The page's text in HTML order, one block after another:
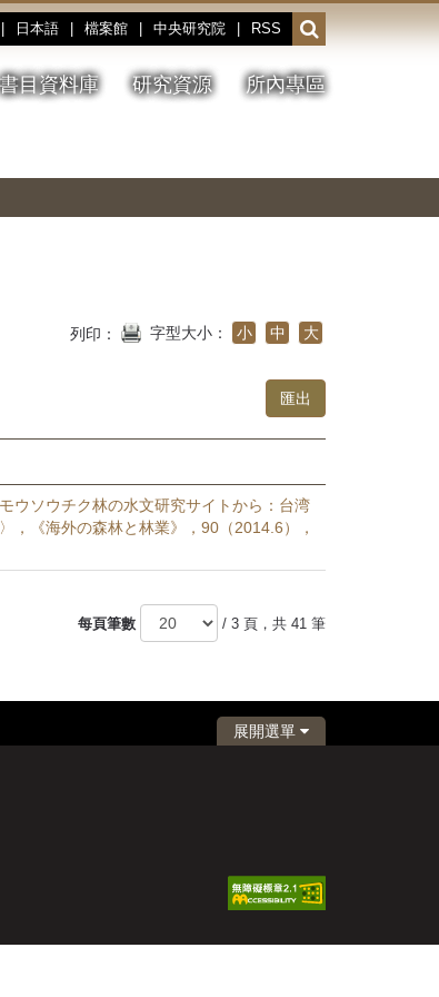
日本語 檔案館 中央研究院 RSS
開
啟
或
收
書目資料庫 研究資源 所內專區
停、
圖
圖
結
列印： 字型大小： 小 中 大
ウソウチク林の水文研究サイトから：台湾
，《海外の森林と林業》，90（2014.6），
每頁筆數 / 3 頁，共 41 筆
展開選單